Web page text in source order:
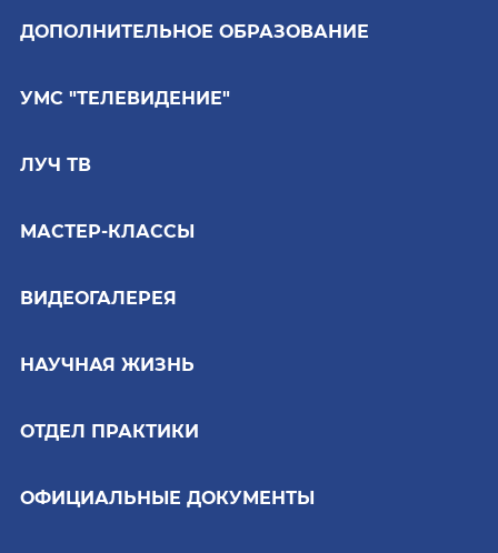
ДОПОЛНИТЕЛЬНОЕ ОБРАЗОВАНИЕ
УМС "ТЕЛЕВИДЕНИЕ"
ЛУЧ ТВ
МАСТЕР-КЛАССЫ
ВИДЕОГАЛЕРЕЯ
НАУЧНАЯ ЖИЗНЬ
ОТДЕЛ ПРАКТИКИ
ОФИЦИАЛЬНЫЕ ДОКУМЕНТЫ